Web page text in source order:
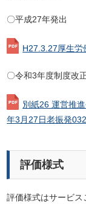
〇平成27年発出
H27.3.27厚生労
〇令和3年度制度改
別紙26 運営推
年3月27日老振発
評価様式
評価様式はサービ